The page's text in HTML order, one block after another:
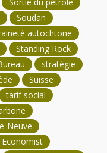
Soudan
autochtone
Standing Rock
stratégie
Suisse
tarif social
Neuve
Economist